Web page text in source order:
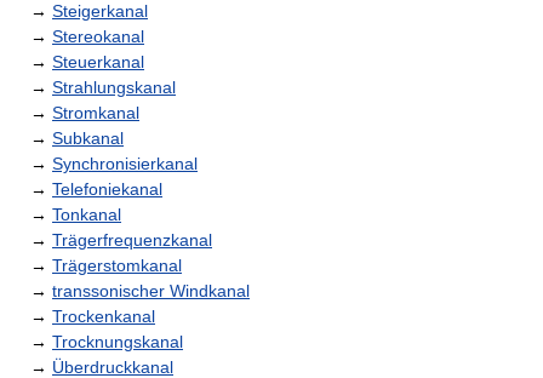
→ Steigerkanal
→ Stereokanal
→ Steuerkanal
→ Strahlungskanal
→ Stromkanal
→ Subkanal
→ Synchronisierkanal
→ Telefoniekanal
→ Tonkanal
→ Trägerfrequenzkanal
→ Trägerstomkanal
→ transsonischer Windkanal
→ Trockenkanal
→ Trocknungskanal
→ Überdruckkanal